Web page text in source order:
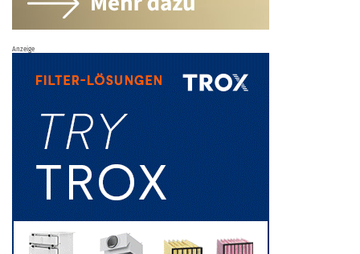
Anzeige